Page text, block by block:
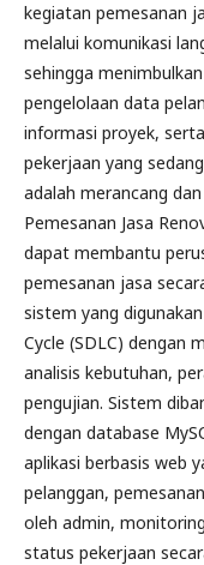
kegiatan pemesanan
melalui komunikasi
sehingga
pengelolaan data
informasi proyek,
pekerjaan yang
adalah merancang
Pemesanan Jasa
dapat membantu
pemesanan jasa
sistem yang
Cycle (SDLC) dengan
analisis kebutuhan,
pengujian. Sistem
dengan database
aplikasi berbasis web
pelanggan,
oleh admin,
status pekerjaan